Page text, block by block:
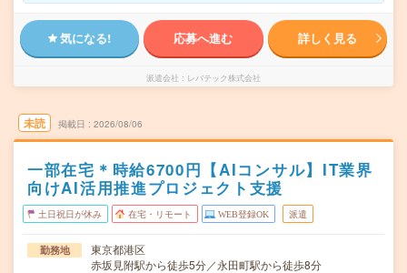
気になる! 応募へ進む 詳しく見る
派遣会社 レバテック株式会社
未読 掲載日 2026/08/06
一部在宅＊時給6700円【AIコンサル】IT業界
向けAI活用推進プロジェクト支援
土日祝日が休み 在宅・リモート WEB登録OK 派遣
勤務地
東京都港区
赤坂見附駅から徒歩5分／永田町駅から徒歩8分